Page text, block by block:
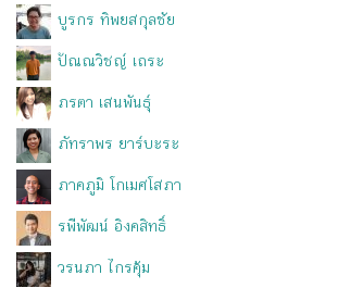
บูรกร ทิพยสกุลชัย
ปัณณวิชญ์ เถระ
ภรตา เสนพันธุ์
ภัทราพร ยาร์บะระ
ภาคภูมิ โกเมศโสภา
รพีพัฒน์ อิงคสิทธิ์
วรนภา ไกรคุ้ม